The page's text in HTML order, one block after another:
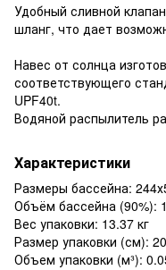
Удобный сливной
шланг, что дает
Навес от солнца
соответствующего
UPF40t.
Водяной распылитель
Характеристики
Размеры бассейна:
Объём бассейна (90%):
Вес упаковки: 13.37 кг
Размер упаковки (см):
Объем упаковки (м³):